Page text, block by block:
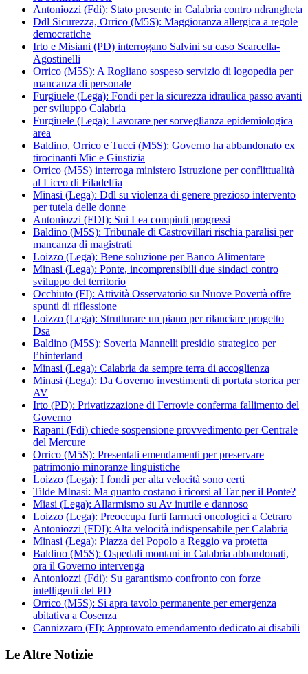
Antoniozzi (Fdi): Stato presente in Calabria contro ndrangheta
Ddl Sicurezza, Orrico (M5S): Maggioranza allergica a regole
democratiche
Irto e Misiani (PD) interrogano Salvini su caso Scarcella-
Agostinelli
Orrico (M5S): A Rogliano sospeso servizio di logopedia per
mancanza di personale
Furgiuele (Lega): Fondi per la sicurezza idraulica passo avanti
per sviluppo Calabria
Furgiuele (Lega): Lavorare per sorveglianza epidemiologica
area
Baldino, Orrico e Tucci (M5S): Governo ha abbandonato ex
tirocinanti Mic e Giustizia
Orrico (M5S) interroga ministero Istruzione per conflittualità
al Liceo di Filadelfia
Minasi (Lega): Ddl su violenza di genere prezioso intervento
per tutela delle donne
Antoniozzi (FDI): Sui Lea compiuti progressi
Baldino (M5S): Tribunale di Castrovillari rischia paralisi per
mancanza di magistrati
Loizzo (Lega): Bene soluzione per Banco Alimentare
Minasi (Lega): Ponte, incomprensibili due sindaci contro
sviluppo del territorio
Occhiuto (FI): Attività Osservatorio su Nuove Povertà offre
spunti di riflessione
Loizzo (Lega): Strutturare un piano per rilanciare progetto
Dsa
Baldino (M5S): Soveria Mannelli presidio strategico per
l’hinterland
Minasi (Lega): Calabria da sempre terra di accoglienza
Minasi (Lega): Da Governo investimenti di portata storica per
AV
Irto (PD): Privatizzazione di Ferrovie conferma fallimento del
Governo
Rapani (Fdi) chiede sospensione provvedimento per Centrale
del Mercure
Orrico (M5S): Presentati emendamenti per preservare
patrimonio minoranze linguistiche
Loizzo (Lega): I fondi per alta velocità sono certi
Tilde MInasi: Ma quanto costano i ricorsi al Tar per il Ponte?
Miasi (Lega): Allarmismo su Av inutile e dannoso
Loizzo (Lega): Preoccupa furti farmaci oncologici a Cetraro
Antoniozzi (FDI): Alta velocità indispensabile per Calabria
Minasi (Lega): Piazza del Popolo a Reggio va protetta
Baldino (M5S): Ospedali montani in Calabria abbandonati,
ora il Governo intervenga
Antoniozzi (Fdi): Su garantismo confronto con forze
intelligenti del PD
Orrico (M5S): Si apra tavolo permanente per emergenza
abitativa a Cosenza
Cannizzaro (FI): Approvato emendamento dedicato ai disabili
Le Altre Notizie